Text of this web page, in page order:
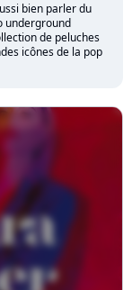
bien parler du
underground
de peluches
icônes de la pop